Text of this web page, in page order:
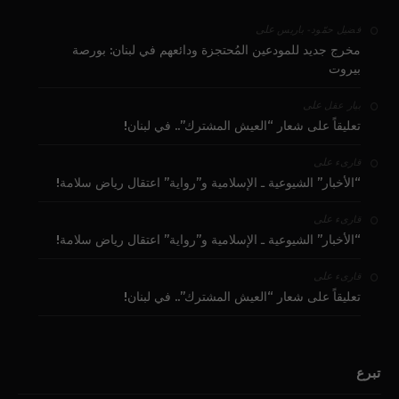
فضيل حمّود - باريس على
مخرج جديد للمودعين المُحتجزة ودائعهم في لبنان: بورصة
بيروت
بيار عقل على
تعليقاً على شعار “العيش المشترك”.. في لبنان!
قارىء على
“الأخبار” الشيوعية ـ الإسلامية و”رواية” اعتقال رياض سلامة!
قارىء على
“الأخبار” الشيوعية ـ الإسلامية و”رواية” اعتقال رياض سلامة!
قارىء على
تعليقاً على شعار “العيش المشترك”.. في لبنان!
تبرع